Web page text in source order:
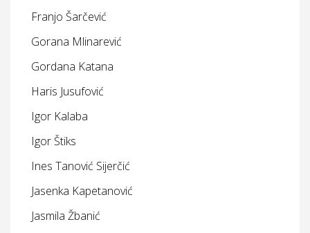
Franjo Šarčević
Gorana Mlinarević
Gordana Katana
Haris Jusufović
Igor Kalaba
Igor Štiks
Ines Tanović Sijerčić
Jasenka Kapetanović
Jasmila Žbanić